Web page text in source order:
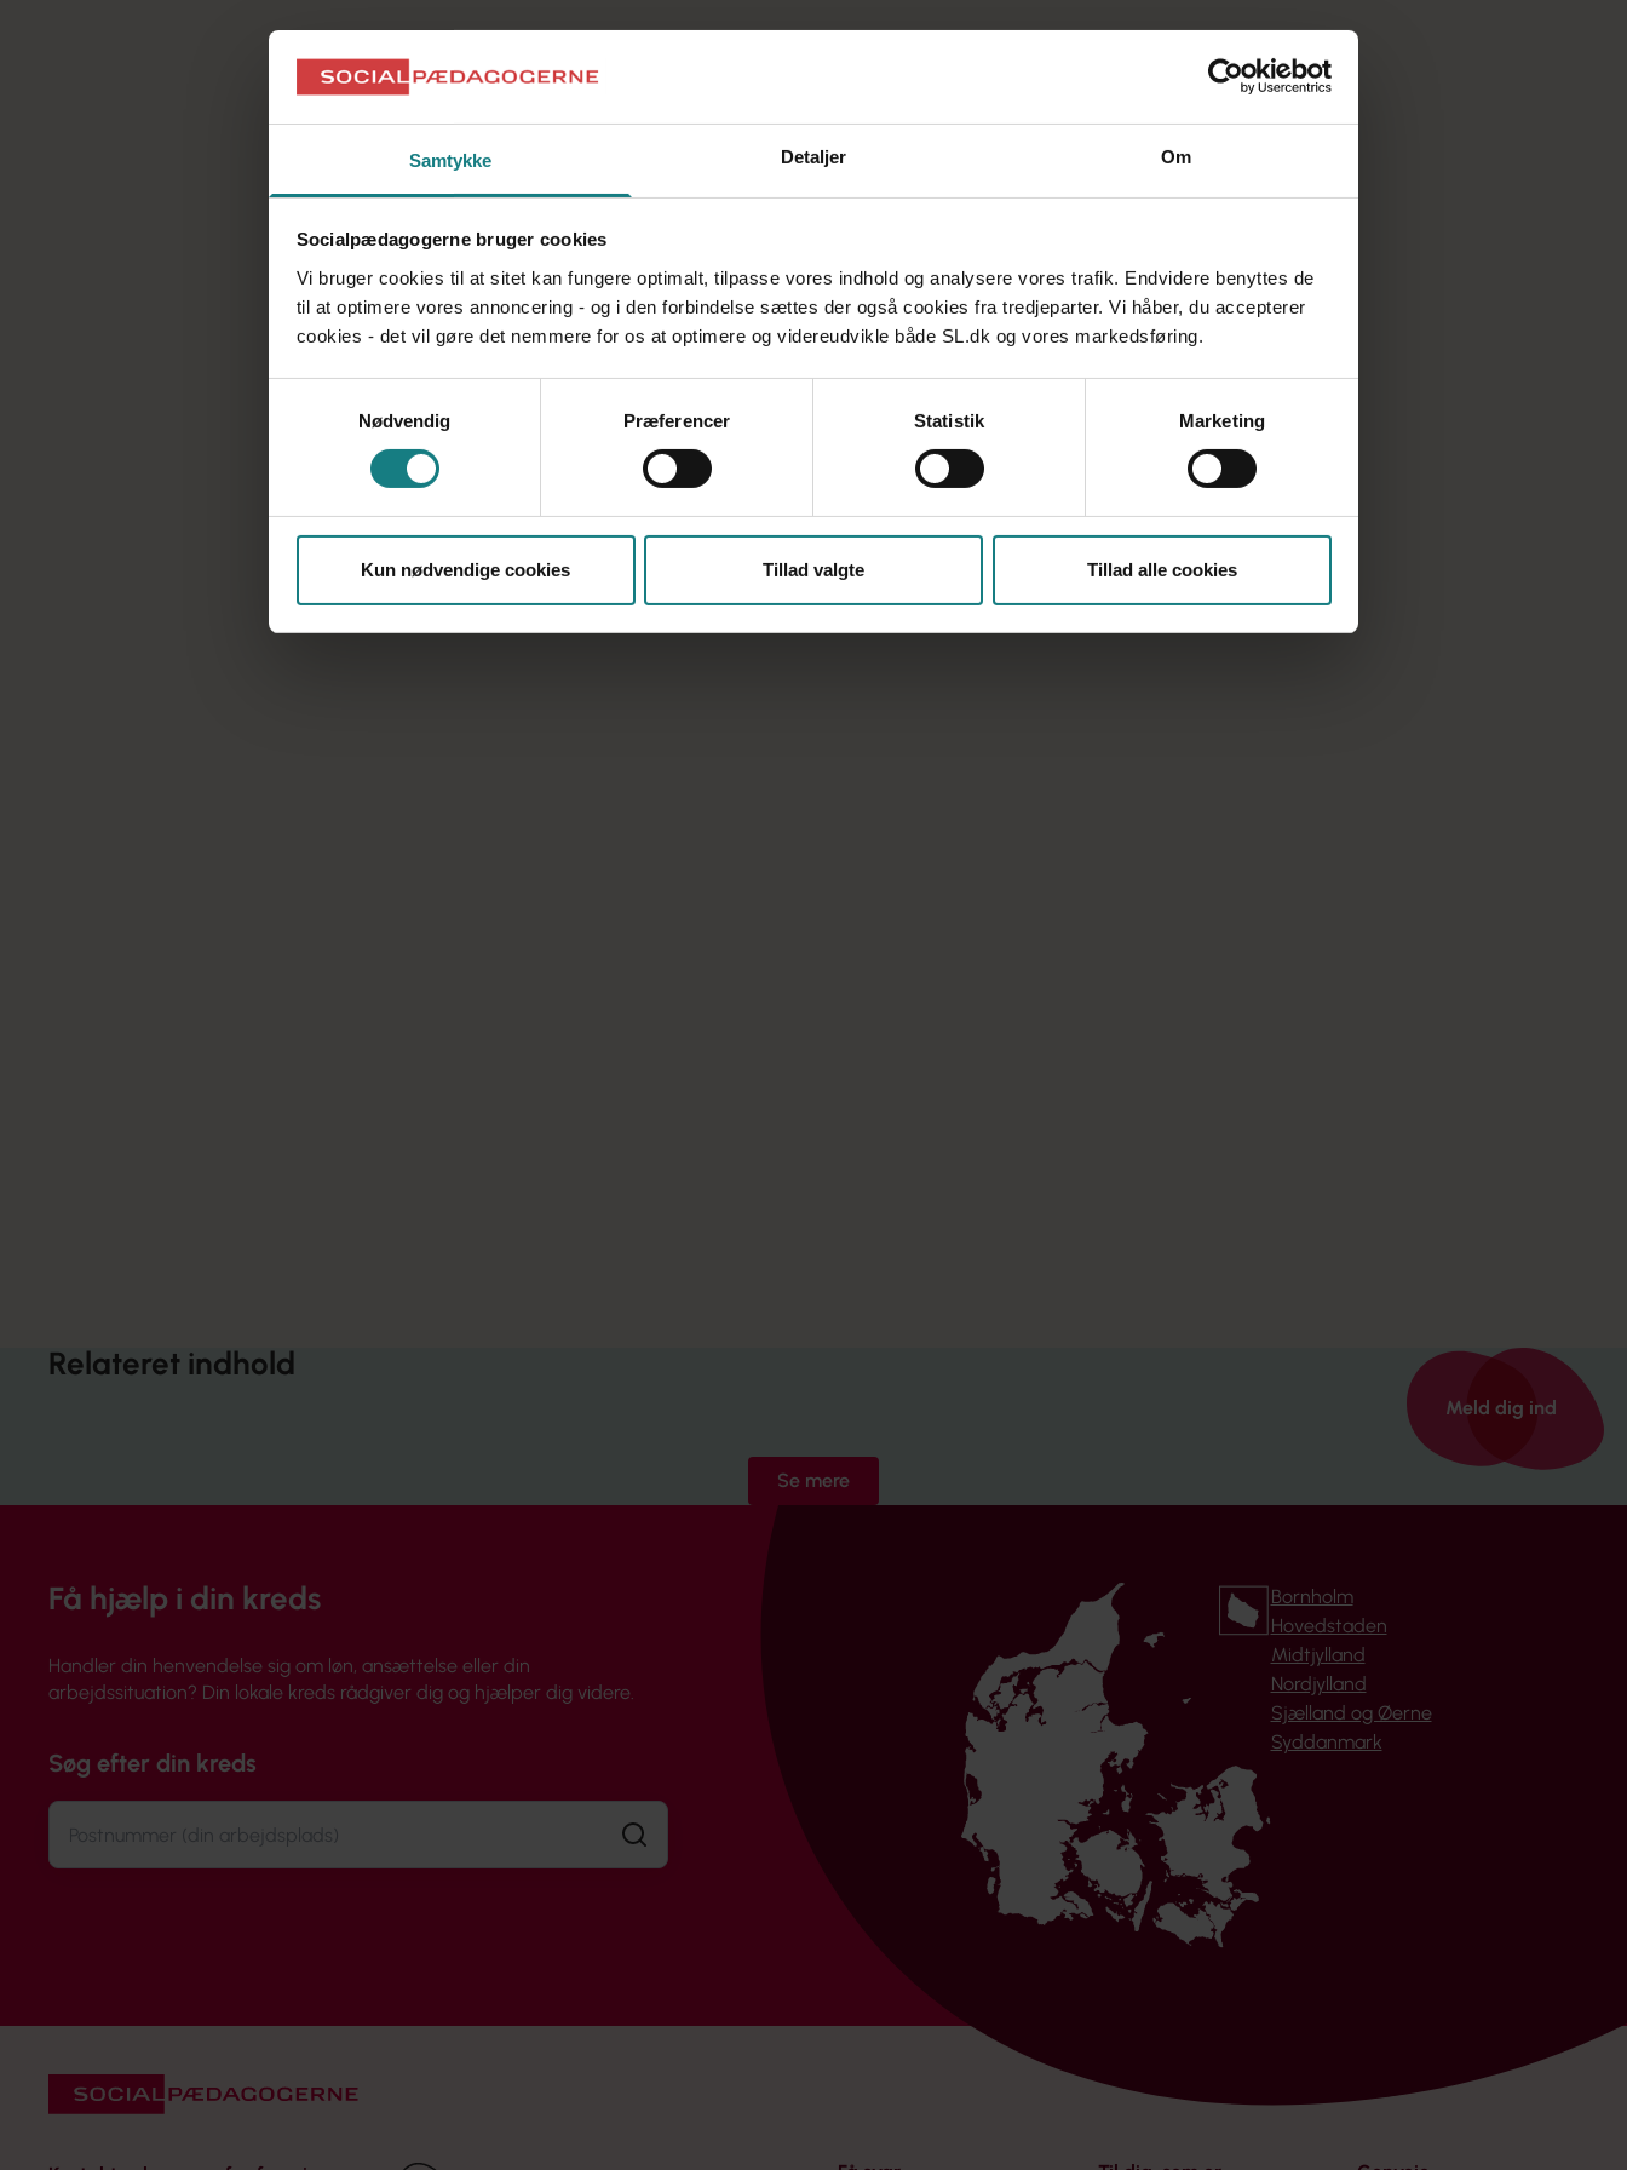
Samtykke Detaljer Om
Socialpædagogerne bruger cookies
Vi bruger cookies til at sitet kan fungere optimalt, tilpasse vores indhold og analysere vores trafik. Endvidere benyttes de
til at optimere vores annoncering - og i den forbindelse sættes der også cookies fra tredjeparter. Vi håber, du accepterer
cookies - det vil gøre det nemmere for os at optimere og videreudvikle både SL.dk og vores markedsføring.
Nødvendig
Præferencer Statistik Marketing
Kun nødvendige cookies Tillad valgte Tillad alle cookies
Tør du blive praktiksted?
Læs mere om meritpædagoguddannelsen
Relateret indhold
Se mere
Meld dig ind
Få hjælp i din kreds
Handler din henvendelse sig om løn, ansættelse eller din
arbejdssituation? Din lokale kreds rådgiver dig og hjælper dig videre.
Søg efter din kreds
Søg
Bornholm
Hovedstaden
Midtjylland
Nordjylland
Sjælland og Øerne
Syddanmark